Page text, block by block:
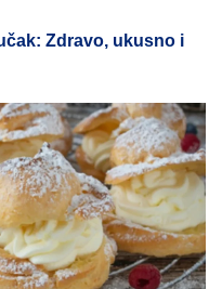
Zdravo, ukusno i